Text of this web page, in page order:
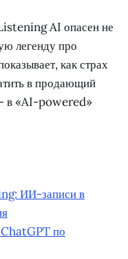
AI опасен не
легенду про
как страх
в продающий
в «AI-powered»
ИИ-записи в
по